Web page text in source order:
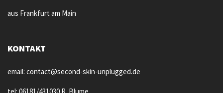
aus Frankfurt am Main
KONTAKT
email: contact@second-skin-unplugged.de